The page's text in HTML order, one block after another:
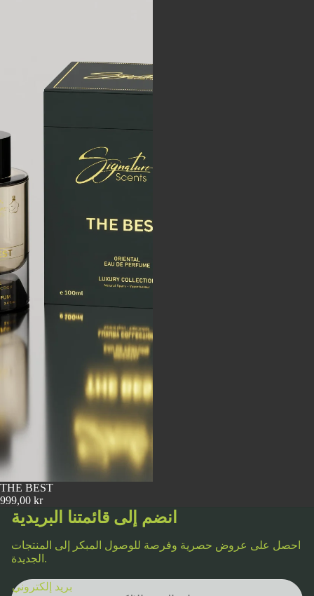
THE BEST
999,00 kr
انضم إلى قائمتنا البريدية
احصل على عروض حصرية وفرصة للوصول المبكر إلى المنتجات
الجديدة.
بريد إلكتروني